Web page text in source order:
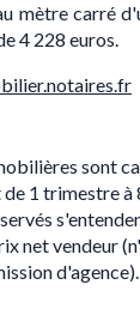
mètre carré
4 228 euros.
sont
1 trimestre
net vendeur
d'agence).